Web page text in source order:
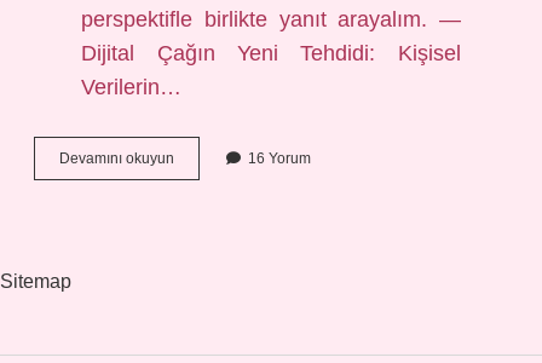
perspektifle birlikte yanıt arayalım. —
Dijital Çağın Yeni Tehdidi: Kişisel
Verilerin…
Devamını okuyun Dolandırıcılar
kişisel
16 Yorum
Sitemap